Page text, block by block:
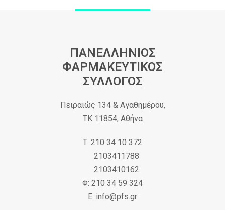
ΠΑΝΕΛΛΗΝΙΟΣ
ΦΑΡΜΑΚΕΥΤΙΚΟΣ
ΣΥΛΛΟΓΟΣ
Πειραιώς 134 & Αγαθημέρου,
ΤΚ 11854, Αθήνα
Τ: 210 34 10 372
2103411788
2103410162
Φ: 210 34 59 324
Ε: info@pfs.gr